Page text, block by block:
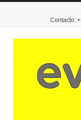
Contacto: